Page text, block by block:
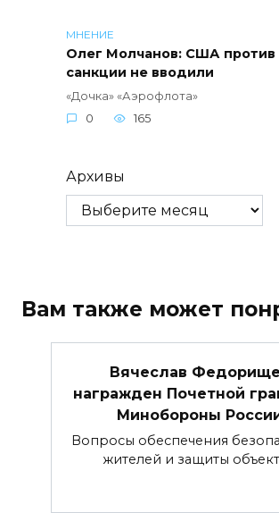
МНЕНИЕ
Олег Молчанов: США против
санкции не вводили
«Дочка» «Аэрофлота»
0
165
Архивы
Вам также может
Вячеслав
награжден Почетной
Минобороны
Вопросы обеспечения
жителей и защиты